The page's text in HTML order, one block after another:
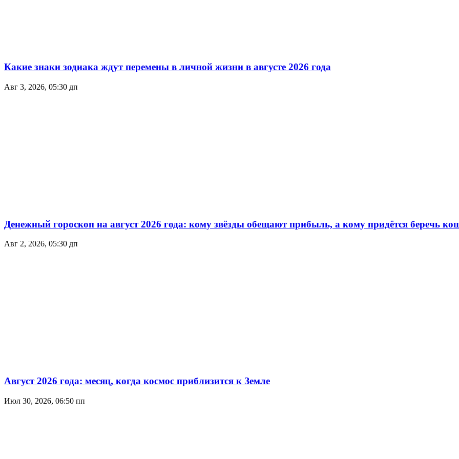
Какие знаки зодиака ждут перемены в личной жизни в августе 2026 года
Авг 3, 2026, 05:30 дп
Денежный гороскоп на август 2026 года: кому звёзды обещают прибыль, а кому придётся беречь
Авг 2, 2026, 05:30 дп
Август 2026 года: месяц, когда космос приблизится к Земле
Июл 30, 2026, 06:50 пп